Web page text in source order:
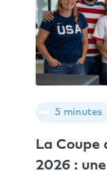
5 minutes
La Coupe
2026 :